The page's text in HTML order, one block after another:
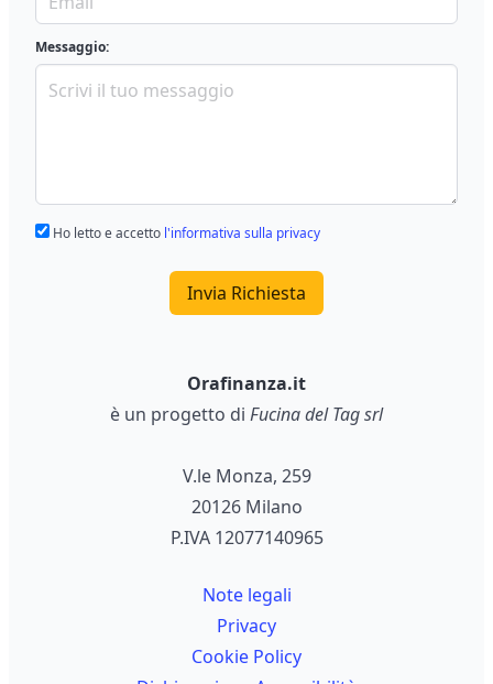
Messaggio:
Ho letto e accetto l'informativa sulla privacy
Invia Richiesta
Orafinanza.it
è un progetto di Fucina del Tag srl
V.le Monza, 259
20126 Milano
P.IVA 12077140965
Note legali
Privacy
Cookie Policy